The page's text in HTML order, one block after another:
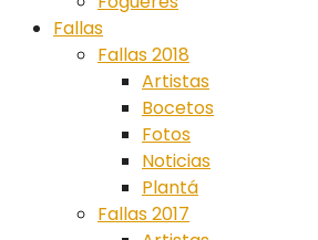
Fallas
Fallas 2018
Artistas
Bocetos
Fotos
Noticias
Plantá
Fallas 2017